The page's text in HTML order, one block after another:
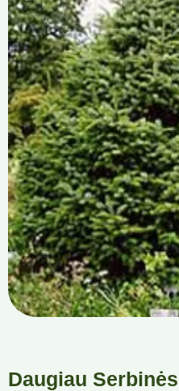
Daugiau